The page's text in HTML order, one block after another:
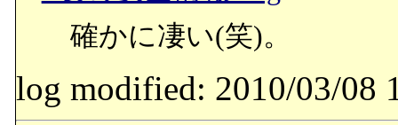
確かに凄い(笑)。
log modified: 2010/03/08